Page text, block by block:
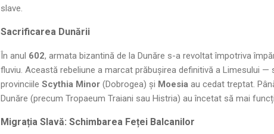
slave.
Sacrificarea Dunării
În anul 602, armata bizantină de la Dunăre s-a revoltat împotriva
fluviu. Această rebeliune a marcat prăbușirea definitivă a Limesului
provinciile Scythia Minor (Dobrogea) și Moesia au cedat treptat.
Dunăre (precum Tropaeum Traiani sau Histria) au încetat să mai
Migrația Slavă: Schimbarea Feței Balcanilor